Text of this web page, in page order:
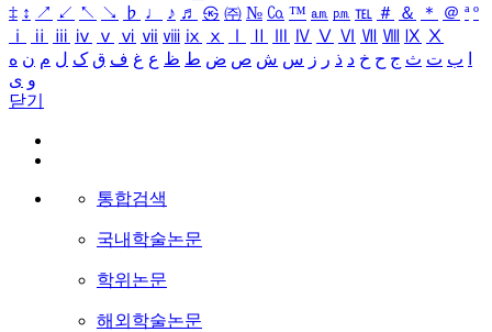
‡ ↕ ↗ ↙ ↖ ↘ ♭ ♩ ♪ ♬ ㉿ ㈜ № ㏇ ™ ㏂ ㏘ ℡ ＃ ＆ ＊ ＠ ª º
ⅰ
ⅱ ⅲ ⅳ ⅴ ⅵ ⅶ ⅷ ⅸ ⅹ Ⅳ Ⅴ Ⅵ Ⅶ Ⅷ Ⅸ Ⅹ
ب ت ث ج ح خ د ذ ر ز س ش ص ض ط ظ ع غ ف ق ک ل م ن ه
و ی
닫기
통합검색
국내학술논문
학위논문
해외학술논문